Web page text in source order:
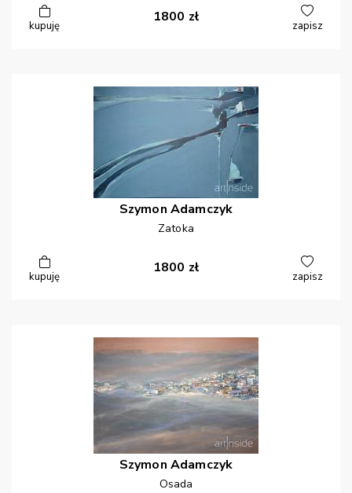
kupuję
1800 zł
zapisz
Szymon Adamczyk
Zatoka
kupuję
1800 zł
zapisz
Szymon Adamczyk
Osada